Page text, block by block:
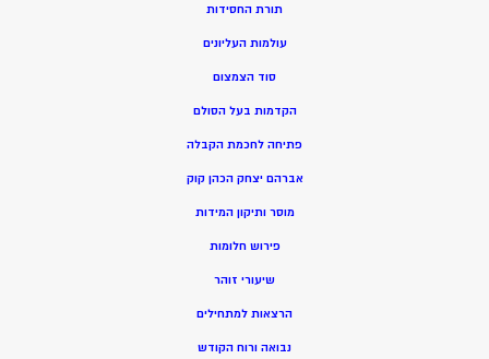
תורת החסידות
עולמות העליונים
סוד הצמצום
הקדמות בעל הסולם
פתיחה לחכמת הקבלה
אברהם יצחק הכהן קוק
מוסר ותיקון המידות
פירוש חלומות
שיעורי זוהר
הרצאות למתחילים
נבואה ורוח הקודש